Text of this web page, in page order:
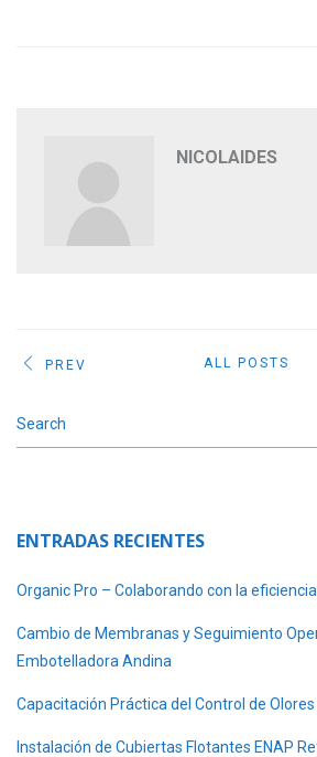
NICOLAIDES
PREV ALL POSTS
ENTRADAS RECIENTES
Organic Pro – Colaborando con la
Cambio de Membranas y Seguimiento
Embotelladora Andina
Capacitación Práctica del Control de Olores
Instalación de Cubiertas Flotantes ENAP